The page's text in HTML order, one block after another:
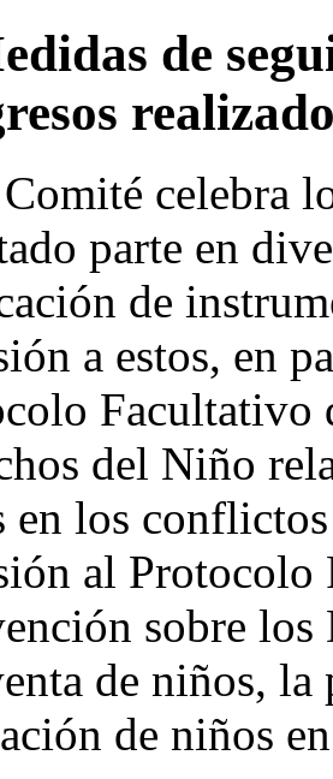
de
celebra
parte en
de
a estos, en
Facultativo
del Niño
en los
al
sobre
de niños,
de niños